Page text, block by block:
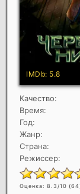
Качество:
Время:
Год:
Жанр:
Страна:
Режиссер:
Оценка: 8.3/10 (64